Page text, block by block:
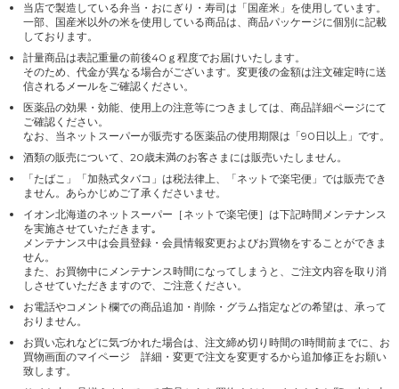
当店で製造している弁当・おにぎり・寿司は「国産米」を使用しています。
一部、国産米以外の米を使用している商品は、商品パッケージに個別に記載
しております。
計量商品は表記重量の前後40ｇ程度でお届けいたします。
そのため、代金が異なる場合がございます。変更後の金額は注文確定時に送
信されるメールをご確認ください。
医薬品の効果・効能、使用上の注意等につきましては、商品詳細ページにて
ご確認ください。
なお、当ネットスーパーが販売する医薬品の使用期限は「90日以上」です。
酒類の販売について、20歳未満のお客さまには販売いたしません。
「たばこ」「加熱式タバコ」は税法律上、「ネットで楽宅便」では販売でき
ません。あらかじめご了承くださいませ。
イオン北海道のネットスーパー［ネットで楽宅便］は下記時間メンテナンス
を実施させていただきます｡
メンテナンス中は会員登録・会員情報変更およびお買物をすることができま
せん。
また、お買物中にメンテナンス時間になってしまうと、ご注文内容を取り消
しさせていただきますので、ご注意ください。
お電話やコメント欄での商品追加・削除・グラム指定などの希望は、承って
おりません。
お買い忘れなどに気づかれた場合は、注文締め切り時間の1時間前までに、お
買物画面のマイページ 詳細・変更で注文を変更するから追加修正をお願い
致します。